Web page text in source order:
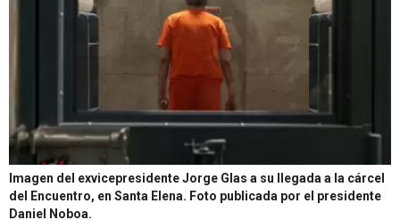
Imagen del exvicepresidente Jorge Glas a su llegada a la cárcel
del Encuentro, en Santa Elena. Foto publicada por el presidente
Daniel Noboa.